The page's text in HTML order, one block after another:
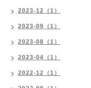
2023-12（1）
2023-09（1）
2023-08（1）
2023-04（1）
2022-12（1）